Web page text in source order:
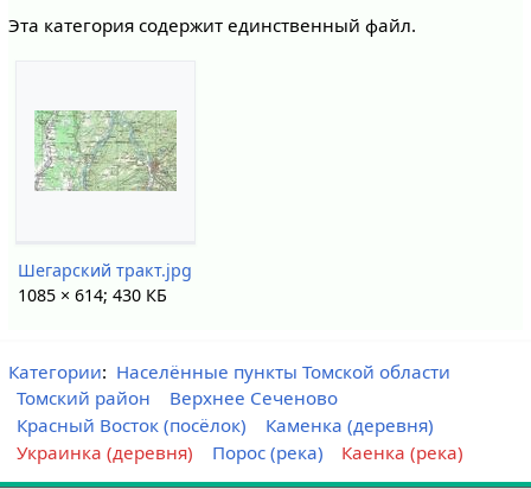
Эта категория содержит единственный файл.
Шегарский тракт.jpg
1085 × 614; 430 КБ
Категории: Населённые пункты Томской области
Томский район
Верхнее Сеченово
Красный Восток (посёлок)
Каменка (деревня)
Украинка (деревня)
Порос (река) Каенка (река)